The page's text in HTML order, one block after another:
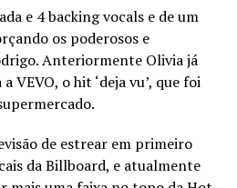
e 4 backing vocals e de um
os poderosos e
Anteriormente Olivia já
VEVO, o hit ‘deja vu’, que foi
de estrear em primeiro
da Billboard, e atualmente